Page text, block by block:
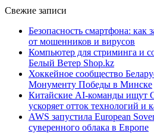
Свежие записи
Безопасность смартфона:
от мошенников и вирусов
Компьютер для стриминга и
Белый Ветер Shop.kz
Хоккейное сообщество
Монументу Победы в Минске
Китайские AI-команды ищут
ускоряет отток технологий и
AWS запустила European
суверенного облака в Европе